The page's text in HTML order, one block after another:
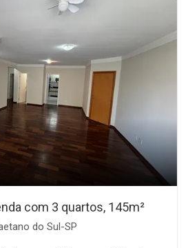
com 3 quartos, 145m²
do Sul-SP